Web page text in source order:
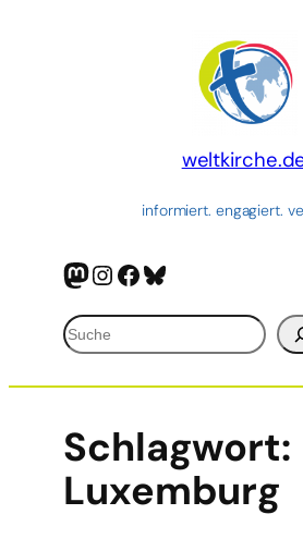
informiert. engagiert.
Mastodon
Instagram
Facebook
Bluesky
Suchen
Schlagwort:
Luxemburg